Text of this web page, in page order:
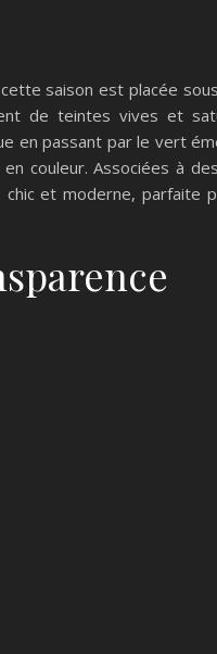
saison est placée
de teintes vives et
en passant par le vert
couleur. Associées à
et moderne, parfaite